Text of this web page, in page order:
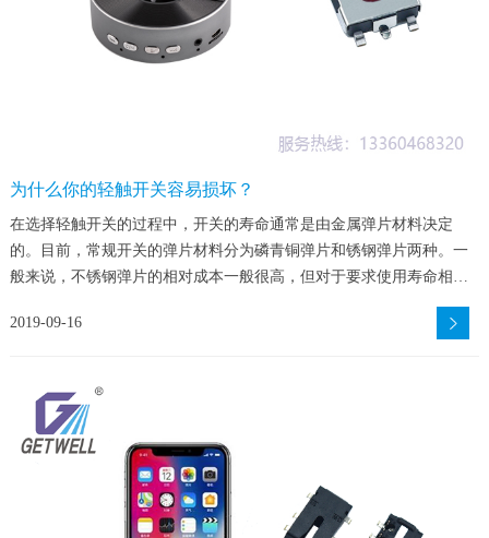
为什么你的轻触开关容易损坏？
在选择轻触开关的过程中，开关的寿命通常是由金属弹片材料决定
的。目前，常规开关的弹片材料分为磷青铜弹片和锈钢弹片两种。一
般来说，不锈钢弹片的相对成本一般很高，但对于要求使用寿命相对
料。那么，轻触开关易损坏原因有哪些呢？
2019-09-16